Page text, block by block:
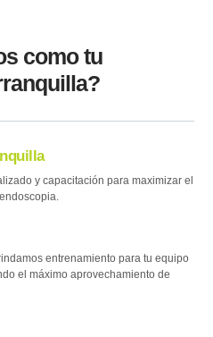
como tu
y capacitación para maximizar el
entrenamiento para tu equipo
el máximo aprovechamiento de